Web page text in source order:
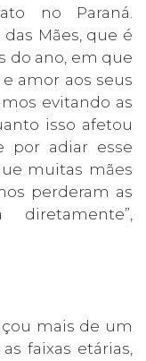
no Paraná.
Mães, que é
do ano, em que
amor aos seus
evitando as
isso afetou
por adiar esse
muitas mães
perderam as
mais de um
faixas etárias,